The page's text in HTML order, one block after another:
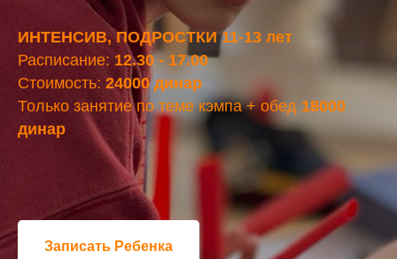
ИНТЕНСИВ, ПОДРОСТКИ 11-13 лет
Расписание: 12.30 - 17.00
Стоимость: 24000 динар
Только занятие по теме кэмпа + обед 18000
динар
Записать Ребенка